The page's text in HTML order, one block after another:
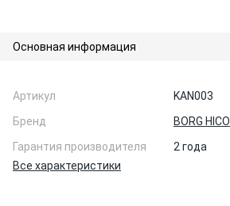
Основная информация
Артикул
KAN003
Бренд
BORG HICO
Гарантия производителя
2 года
Все характеристики